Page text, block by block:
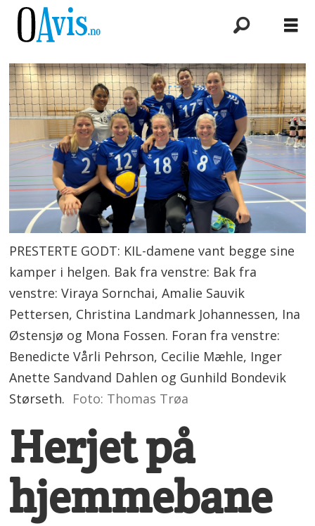
PRESTERTE GODT: KIL-damene vant begge sine
kamper i helgen. Bak fra venstre: Bak fra
venstre: Viraya Sornchai, Amalie Sauvik
Pettersen, Christina Landmark Johannessen, Ina
Østensjø og Mona Fossen. Foran fra venstre:
Benedicte Vårli Pehrson, Cecilie Mæhle, Inger
Anette Sandvand Dahlen og Gunhild Bondevik
Størseth. Foto: Thomas Trøa
Herjet på
hjemmebane